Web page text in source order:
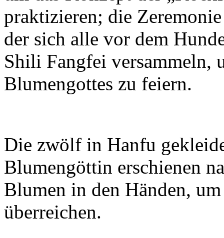
praktizieren; die
der sich alle vor dem
Shili Fangfei versammeln,
Blumengottes zu feiern.
Die zwölf in Hanfu
Blumengöttin erschienen
Blumen in den Händen,
überreichen.